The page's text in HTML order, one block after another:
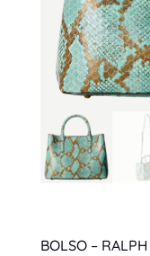
BOLSO –